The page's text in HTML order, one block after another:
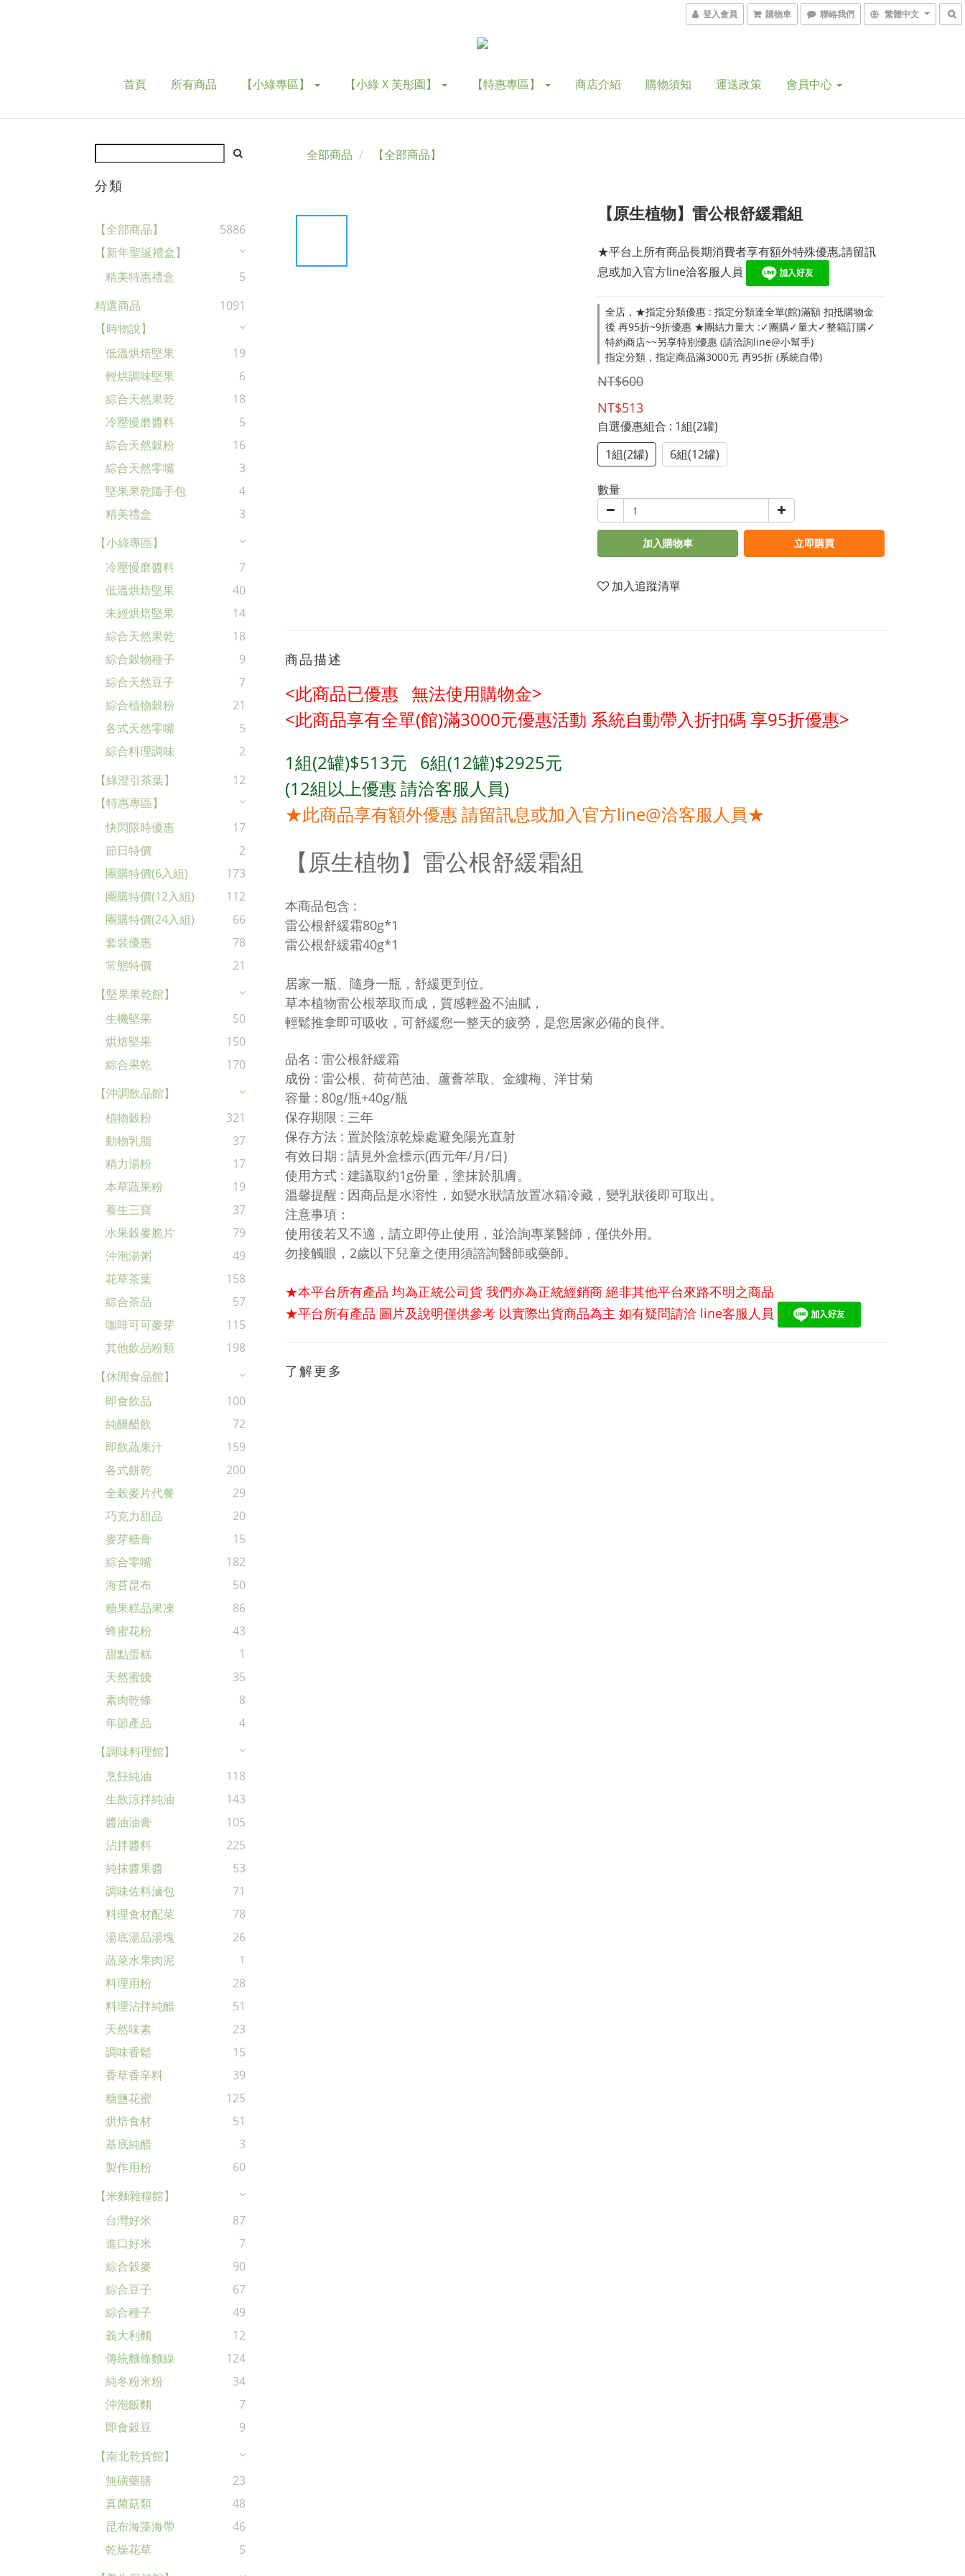
登入會員 購物車 聯絡我們 繁體中文
首頁 所有商品 【小綠專區】 【小綠 X 芙彤園】 【特惠專區】 商店介紹 購物須知 運送政策 會員中心
分類
【全部商品】
5886
【新年聖誕禮盒】
精美特惠禮盒
5
精選商品
1091
【時物說】
低溫烘焙堅果
19
輕烘調味堅果
6
綜合天然果乾
18
冷壓慢磨醬料
5
綜合天然穀粉
16
綜合天然零嘴
3
堅果果乾隨手包
4
精美禮盒
3
【小綠專區】
冷壓慢磨醬料
7
低溫烘焙堅果
40
未經烘焙堅果
14
綜合天然果乾
18
綜合穀物種子
9
綜合天然豆子
7
綜合植物穀粉
21
各式天然零嘴
5
綜合料理調味
2
【綠澄引茶葉】
12
【特惠專區】
快閃限時優惠
17
節日特價
2
團購特價(6入組)
173
團購特價(12入組)
112
團購特價(24入組)
66
套裝優惠
78
常態特價
21
【堅果果乾館】
生機堅果
50
烘焙堅果
150
綜合果乾
170
【沖調飲品館】
植物穀粉
321
動物乳脂
37
精力湯粉
17
本草蔬果粉
19
養生三寶
37
水果穀麥脆片
79
沖泡湯粥
49
花草茶葉
158
綜合茶品
57
咖啡可可麥芽
115
其他飲品粉類
198
【休閒食品館】
即食飲品
100
純釀醋飲
72
即飲蔬果汁
159
各式餅乾
200
全榖麥片代餐
29
巧克力甜品
20
麥芽糖膏
15
綜合零嘴
182
海苔昆布
50
糖果糕品果凍
86
蜂蜜花粉
43
甜點蛋糕
1
天然蜜餞
35
素肉乾條
8
年節產品
4
【調味料理館】
烹飪純油
118
生飲涼拌純油
143
醬油油膏
105
沾拌醬料
225
純抹醬果醬
53
調味佐料滷包
71
料理食材配菜
78
湯底湯品湯塊
26
蔬菜水果肉泥
1
料理用粉
28
料理沾拌純醋
51
天然味素
23
調味香鬆
15
香草香辛料
39
糖鹽花蜜
125
烘焙食材
51
基底純醋
3
製作用粉
60
【米麵雜糧館】
台灣好米
87
進口好米
7
綜合穀麥
90
綜合豆子
67
綜合種子
49
義大利麵
12
傳統麵條麵線
124
純冬粉米粉
34
沖泡飯麵
7
即食穀豆
9
【南北乾貨館】
無磺藥膳
23
真菌菇類
48
昆布海藻海帶
46
乾燥花草
5
全部商品 【全部商品】
【原生植物】雷公根舒緩霜組
★平台上所有商品長期消費者享有額外特殊優惠,請留訊
息或加入官方line洽客服人員
全店，★指定分類優惠 : 指定分類達全單(館)滿額 扣抵購物金
後 再95折~9折優惠 ★團結力量大 :✓團購✓量大✓整箱訂購✓
特約商店~~另享特別優惠 (請洽詢line@小幫手)
指定分類，指定商品滿3000元 再95折 (系統自帶)
NT$600
NT$513
自選優惠組合 : 1組(2罐)
1組(2罐)
6組(12罐)
數量
加入購物車 立即購買
加入追蹤清單
商品描述
<此商品已優惠 無法使用購物金>
<此商品享有全單(館)滿3000元優惠活動 系統自動帶入折扣碼 享95折優惠>
1組(2罐)$513元 6組(12罐)$2925元
(12組以上優惠 請洽客服人員)
★此商品享有額外優惠 請留訊息或加入官方line@洽客服人員★
【原生植物】雷公根舒緩霜組
本商品包含 :
雷公根舒緩霜80g*1
雷公根舒緩霜40g*1
居家一瓶、隨身一瓶，舒緩更到位。
草本植物雷公根萃取而成，質感輕盈不油膩，
輕鬆推拿即可吸收，可舒緩您一整天的疲勞，是您居家必備的良伴。
品名 : 雷公根舒緩霜
成份 : 雷公根、荷荷芭油、蘆薈萃取、金縷梅、洋甘菊
容量 : 80g/瓶+40g/瓶
保存期限 : 三年
保存方法 : 置於陰涼乾燥處避免陽光直射
有效日期 : 請見外盒標示(西元年/月/日)
使用方式 : 建議取約1g份量，塗抹於肌膚。
溫馨提醒 : 因商品是水溶性，如變水狀請放置冰箱冷藏，變乳狀後即可取出。
注意事項：
使用後若又不適，請立即停止使用，並洽詢專業醫師，僅供外用。
勿接觸眼，2歲以下兒童之使用須諮詢醫師或藥師。
★本平台所有產品 均為正統公司貨 我們亦為正統經銷商 絕非其他平台來路不明之商品
★平台所有產品 圖片及說明僅供參考 以實際出貨商品為主 如有疑問請洽 line客服人員
了解更多